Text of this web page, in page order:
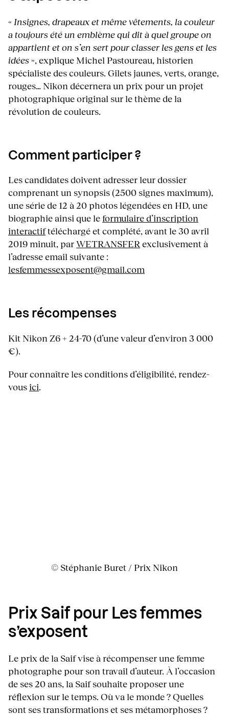
« Insignes, drapeaux et même vêtements, la couleur
a toujours été un emblème qui dit à quel groupe on
appartient et on s’en sert pour classer les gens et les
idées», explique Michel Pastoureau, historien
spécialiste des couleurs. Gilets jaunes, verts, orange,
rouges… Nikon décernera un prix pour un projet
photographique original sur le thème de la
révolution de couleurs.
Comment participer ?
Les candidates doivent adresser leur dossier
comprenant un synopsis (2500 signes maximum),
une série de 12 à 20 photos légendées en HD, une
biographie ainsi que leformulaire d’inscription
interactiftéléchargé et complété, avant le 30 avril
2019 minuit, parWETRANSFERexclusivement à
l’adresse email suivante :
lesfemmessexposent@gmail.com
Les récompenses
Kit Nikon Z6 + 24-70 (d’une valeur d’environ 3 000
€).
Pour connaître les conditions d’éligibilité, rendez-
vousici.
© Stéphanie Buret / Prix Nikon
Prix Saif pour Les femmes
s’exposent
Le prix de la Saif vise à récompenser une femme
photographe pour son travail d’auteur. À l’occasion
de ses 20 ans, la Saif souhaite proposer une
réflexion sur le temps. Où va le monde ? Quelles
sont ses transformations et ses métamorphoses ?